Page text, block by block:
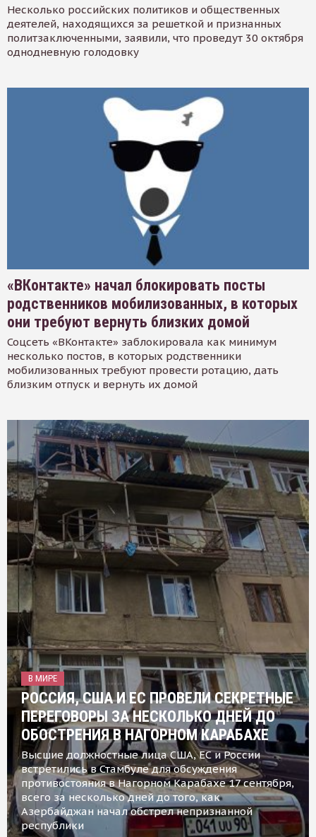
Несколько российских политиков и общественных
деятелей, находящихся за решеткой и признанных
политзаключенными, заявили, что проведут 30 октября
однодневную голодовку
«ВКонтакте» начал блокировать посты
родственников мобилизованных, в которых
они требуют вернуть близких домой
Соцсеть «ВКонтакте» заблокировала как минимум
несколько постов, в которых родственники
мобилизованных требуют провести ротацию, дать
близким отпуск и вернуть их домой
В МИРЕ
РОССИЯ, США И ЕС ПРОВЕЛИ СЕКРЕТНЫЕ
ПЕРЕГОВОРЫ ЗА НЕСКОЛЬКО ДНЕЙ ДО
ОБОСТРЕНИЯ В НАГОРНОМ КАРАБАХЕ
Высшие должностные лица США, ЕС и России
встретились в Стамбуле для обсуждения
противостояния в Нагорном Карабахе 17 сентября,
всего за несколько дней до того, как
Азербайджан начал обстрел непризнанной
республики